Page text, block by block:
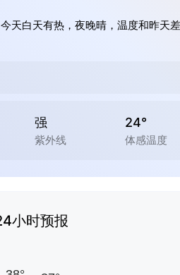
今天白天有热，夜晚晴，温度和昨天
强
紫外线
24°
体感温度
小时预报